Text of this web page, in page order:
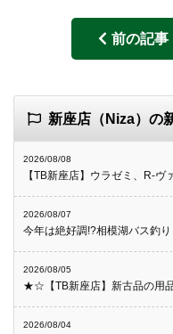
前の記事
新座店（Niza）の
2026/08/08
【TB新座店】ウラゼミ、R-
2026/08/07
今年は絶好調!?相模湖バス釣り
2026/08/05
★☆【TB新座店】新古品の用
2026/08/04